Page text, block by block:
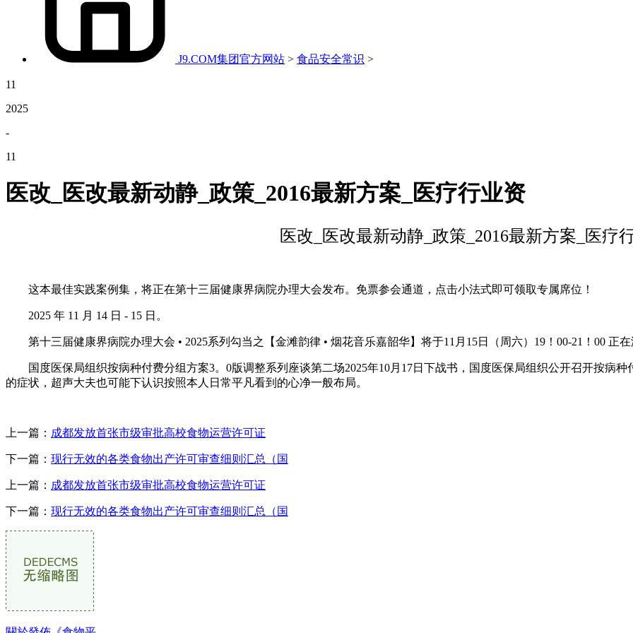
J9.COM集团官方网站 > 食品安全常识 >
11
2025
-
11
医改_医改最新动静_政策_2016最新方案_医疗行业资
医改_医改最新动静_政策_2016最新方案_医疗
这本最佳实践案例集，将正在第十三届健康界病院办理大会发布。免票参会通道，点击小法式即可领取专属席位！
2025 年 11 月 14 日 - 15 日。
第十三届健康界病院办理大会 • 2025系列勾当之【金滩韵律 • 烟花音乐嘉韶华】将于11月15日（周六）19！00-21！00 正
国度医保局组织按病种付费分组方案3。0版调整系列座谈第二场2025年10月17日下战书，国度医保局组织公开召开按病种
的症状，超声大夫也可能下认识按照本人日常平凡看到的心净一般布局。
上一篇： 成都发放首张市级审批高校食物运营许可证
下一篇： 现行无效的各类食物出产许可审查细则汇总（国
上一篇： 成都发放首张市级审批高校食物运营许可证
下一篇： 现行无效的各类食物出产许可审查细则汇总（国